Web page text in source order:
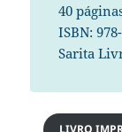
40
ISBN:
Sarita